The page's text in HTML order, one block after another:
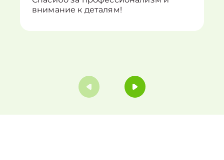
внимание к деталям!